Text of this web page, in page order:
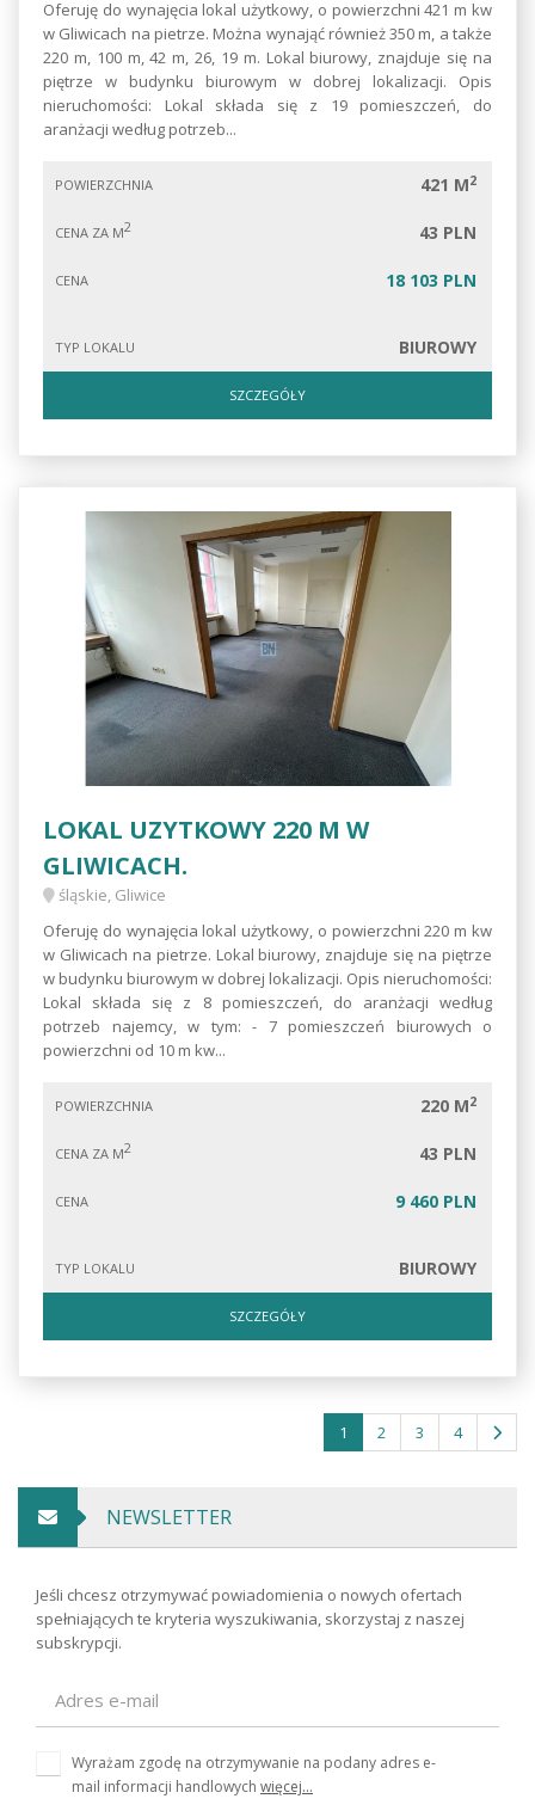
Oferuję do wynajęcia lokal użytkowy, o powierzchni 421 m kw
w Gliwicach na pietrze. Można wynająć również 350 m, a także
220 m, 100 m, 42 m, 26, 19 m. Lokal biurowy, znajduje się na
piętrze w budynku biurowym w dobrej lokalizacji. Opis
nieruchomości: Lokal składa się z 19 pomieszczeń, do
aranżacji według potrzeb...
POWIERZCHNIA 421 M2
CENA ZA M2 43 PLN
CENA 18 103 PLN
TYP LOKALU BIUROWY
SZCZEGÓŁY
LOKAL UZYTKOWY 220 M W
GLIWICACH.
śląskie, Gliwice
Oferuję do wynajęcia lokal użytkowy, o powierzchni 220 m kw
w Gliwicach na pietrze. Lokal biurowy, znajduje się na piętrze
w budynku biurowym w dobrej lokalizacji. Opis nieruchomości:
Lokal składa się z 8 pomieszczeń, do aranżacji według
potrzeb najemcy, w tym: - 7 pomieszczeń biurowych o
powierzchni od 10 m kw...
POWIERZCHNIA 220 M2
CENA ZA M2 43 PLN
CENA 9 460 PLN
TYP LOKALU BIUROWY
SZCZEGÓŁY
1 2 3 4
NEWSLETTER
Jeśli chcesz otrzymywać powiadomienia o nowych ofertach
spełniających te kryteria wyszukiwania, skorzystaj z naszej
subskrypcji.
Wyrażam zgodę na otrzymywanie na podany adres e-
mail informacji handlowych więcej...